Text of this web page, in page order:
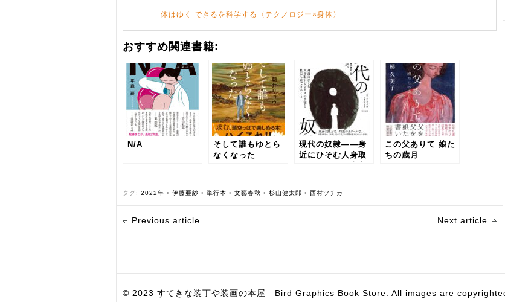
体はゆく できるを科学する〈テクノロジー×身体〉
おすすめ関連書籍:
N/A
そして誰もゆとら
なくなった
現代の奴隷――身
近にひそむ人身取
この父ありて 娘た
ちの歳月
タグ: 2022年 • 伊藤亜紗 • 単行本 • 文藝春秋 • 杉山健太郎 • 西村ツチカ
Previous article Next article
© 2023 すてきな装丁や装画の本屋 Bird Graphics Book Store. All images are